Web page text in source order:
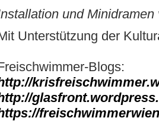
und Minidramen
Unterstützung der
Blogs: